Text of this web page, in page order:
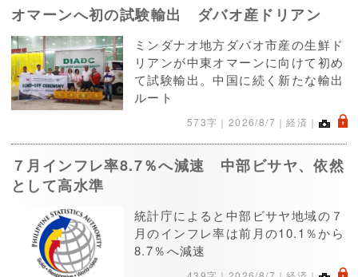
オマーンへ初の試験輸出 ダバオ産ドリアン
ミンダナオ地方ダバオ市産の生鮮ド
リアンが中東オマーンに向けて初め
て試験輸出。中国に続く新たな輸出
ルート
573字｜ 2026/8/7 ｜経済｜ .
７月インフレ率8.7％へ減速 中部ビサヤ、依然
として高水準
統計庁によると中部ビサヤ地域の７
月のインフレ率は前月の10.1％から
8.7％へ減速